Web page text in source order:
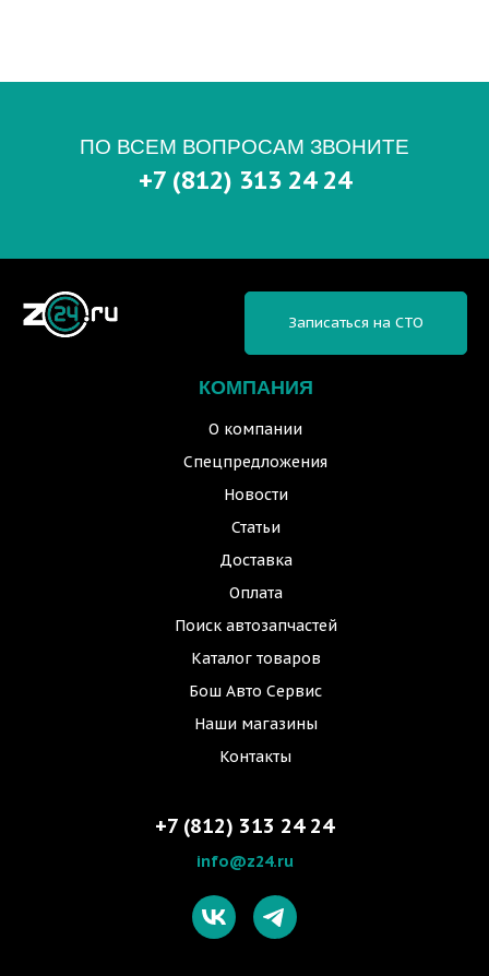
ПО ВСЕМ ВОПРОСАМ ЗВОНИТЕ
+7 (812) 313 24 24
КОМПАНИЯ
О компании
Спецпредложения
Новости
Статьи
Доставка
Оплата
Поиск автозапчастей
Каталог товаров
Бош Авто Сервис
Наши магазины
Контакты
Записаться на СТО
+7 (812) 313 24 24
info@z24.ru